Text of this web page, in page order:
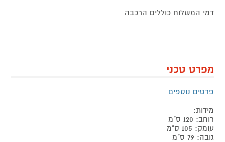
דמי המשלוח כוללים הרכבה
מפרט טכני
פרטים נוספים
מידות:
רוחב: 120 ס"מ
עומק: 105 ס"מ
גובה: 79 ס"מ